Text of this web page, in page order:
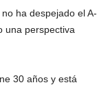
ha despejado el A-
una perspectiva
30 años y está